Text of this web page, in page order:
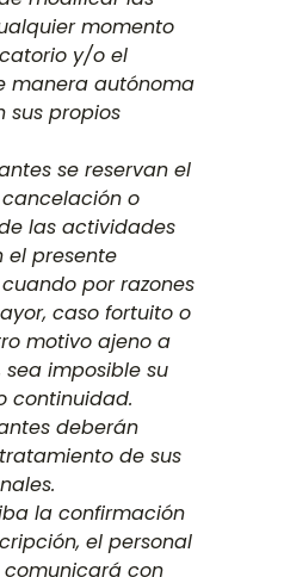
momento
y/o el
manera autónoma
sus propios
se reservan el
o
las actividades
el presente
por razones
caso fortuito o
motivo ajeno a
sea imposible su
continuidad.
deberán
de sus
la confirmación
el personal
comunicará con